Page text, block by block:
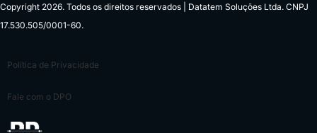
Copyright 2026. Todos os direitos reservados | Datatem Soluções Ltda. CNPJ
17.530.505/0001-60.
Política de Privacidade
Fale com o DPO